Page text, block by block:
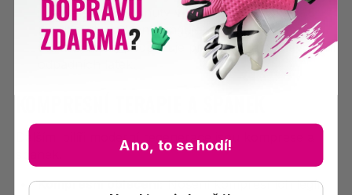
intervalech 1–2 minuty v každé, po dobu asi 15
minut. Toto střídání funguje jako „pumpa“ pro
cévní systém, podporuje prokrvení a odplavování
Dalšími pilíři moderní regenerace jsou komprese a
Kompresní oblečení:Nošení kompresních legín
Ano, to se hodí!